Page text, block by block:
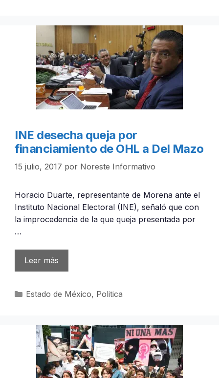
INE desecha queja por
financiamiento de OHL a Del Mazo
15 julio, 2017 por Noreste Informativo
Horacio Duarte, representante de Morena ante el
Instituto Nacional Electoral (INE), señaló que con
la improcedencia de la que queja presentada por
…
Leer más
Categorías
Estado de México, Politica